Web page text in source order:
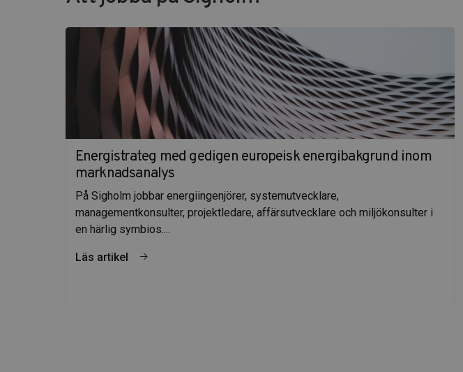
Energistrateg med gedigen europeisk energibakgrund inom
marknadsanalys
På Sigholm jobbar energiingenjörer, systemutvecklare,
managementkonsulter, projektledare, affärsutvecklare och miljökonsulter i
en härlig symbios....
Läs artikel